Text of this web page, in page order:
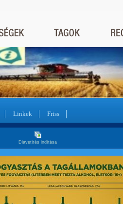
Linkek Friss
Diavetítés indítása